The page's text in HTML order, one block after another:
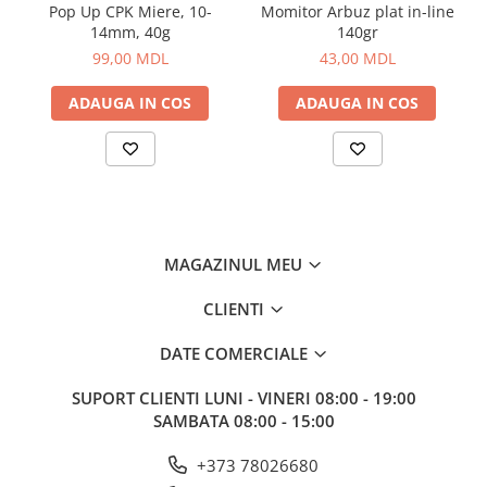
Vopsele pentru haine
Chimie de uz casnic
Detergenţi si produse pentru rufe
Vopsele pentru haine
Ingrijire tehnica casnica
Lanterne
Pop Up CPK Miere, 10-
14mm, 40g
99,00 MDL
ADAUGA IN COS
Momitor Arbuz plat in-line
140gr
43,00 MDL
ADAUGA IN COS
MAGAZINUL MEU
CLIENTI
DATE COMERCIALE
SUPORT CLIENTI LUNI - VINERI 08:00 - 19:00
SAMBATA 08:00 - 15:00
+373 78026680